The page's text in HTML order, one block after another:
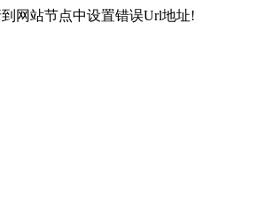
网站节点中设置错误Url地址!